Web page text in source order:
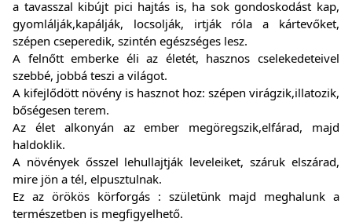
a tavasszal kibújt pici hajtás is, ha sok gondoskodást kap,
gyomlálják,kapálják, locsolják, irtják róla a kártevőket,
szépen cseperedik, szintén egészséges lesz.
A felnőtt emberke éli az életét, hasznos cselekedeteivel
szebbé, jobbá teszi a világot.
A kifejlődött növény is hasznot hoz: szépen virágzik,illatozik,
bőségesen terem.
Az élet alkonyán az ember megöregszik,elfárad, majd
haldoklik.
A növények ősszel lehullajtják leveleiket, száruk elszárad,
mire jön a tél, elpusztulnak.
Ez az örökös körforgás : születünk majd meghalunk a
természetben is megfigyelhető.